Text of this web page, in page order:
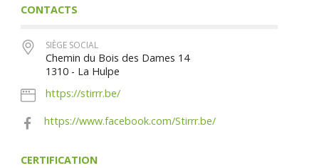
CONTACTS
SIÈGE SOCIAL
Chemin du Bois des Dames 14
1310 - La Hulpe
https://stirrr.be/
https://www.facebook.com/Stirrr.be/
CERTIFICATION